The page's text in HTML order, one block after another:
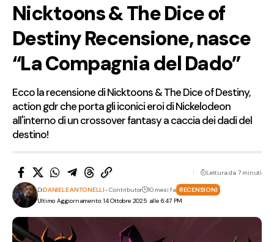
Nicktoons & The Dice of
Destiny Recensione, nasce
“La Compagnia del Dado”
Ecco la recensione di Nicktoons & The Dice of Destiny,
action gdr che porta gli iconici eroi di Nickelodeon
all'interno di un crossover fantasy a caccia dei dadi del
destino!
Ultimo Aggiornamento: 14 Ottobre 2025 alle 6:47 PM
DiDANIELE ANTONELLI- Contributor 10 mesi fa RECENSIONI
Lettura da 7 minuti